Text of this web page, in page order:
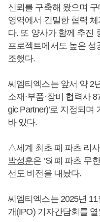
신뢰를 구축해 왔으며
영역에서 긴밀한 협력
다. 또 양사가 함께 추진
프로젝트에서도 높은
조했다.
씨엠티엑스는 앞서 약 2
소재·부품·장비 협력사
gic Partner)’로 지정되
바 있다.
△세계 최초 폐 파츠 리
박성훈은 ‘Si 폐 파츠 무
선도 비전을 내놨다.
씨엠티엑스는 2025년
개(IPO) 기자간담회를